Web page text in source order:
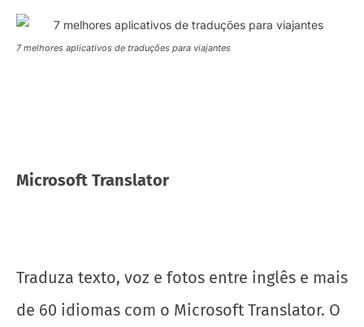
7 melhores aplicativos de traduções para viajantes
Microsoft Translator
Traduza texto, voz e fotos entre inglês e mais
de 60 idiomas com o Microsoft Translator. O